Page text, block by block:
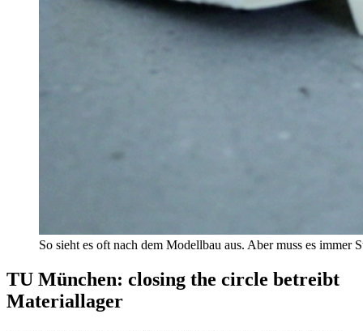
So sieht es oft nach dem Modellbau aus. Aber muss es
TU München: closing the circle betreibt
Materiallager